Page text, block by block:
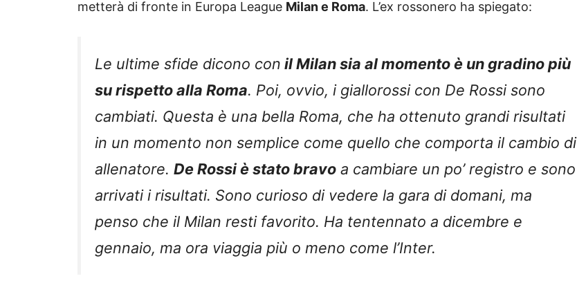
metterà di fronte in Europa League Milan e Roma. L’ex rossonero ha spiegato:
Le ultime sfide dicono con il Milan sia al momento è un gradino più
su rispetto alla Roma. Poi, ovvio, i giallorossi con De Rossi sono
cambiati. Questa è una bella Roma, che ha ottenuto grandi risultati
in un momento non semplice come quello che comporta il cambio di
allenatore. De Rossi è stato bravo a cambiare un po’ registro e sono
arrivati i risultati. Sono curioso di vedere la gara di domani, ma
penso che il Milan resti favorito. Ha tentennato a dicembre e
gennaio, ma ora viaggia più o meno come l’Inter.